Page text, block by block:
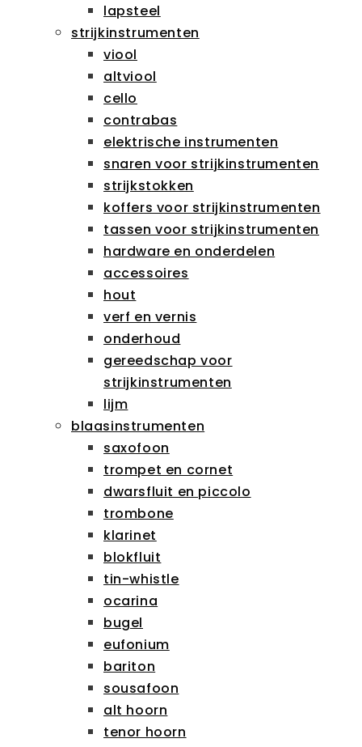
lapsteel
strijkinstrumenten
viool
altviool
cello
contrabas
elektrische instrumenten
snaren voor strijkinstrumenten
strijkstokken
koffers voor strijkinstrumenten
tassen voor strijkinstrumenten
hardware en onderdelen
accessoires
hout
verf en vernis
onderhoud
gereedschap voor
strijkinstrumenten
lijm
blaasinstrumenten
saxofoon
trompet en cornet
dwarsfluit en piccolo
trombone
klarinet
blokfluit
tin-whistle
ocarina
bugel
eufonium
bariton
sousafoon
alt hoorn
tenor hoorn